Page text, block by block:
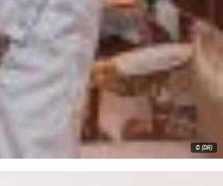
© (DR)